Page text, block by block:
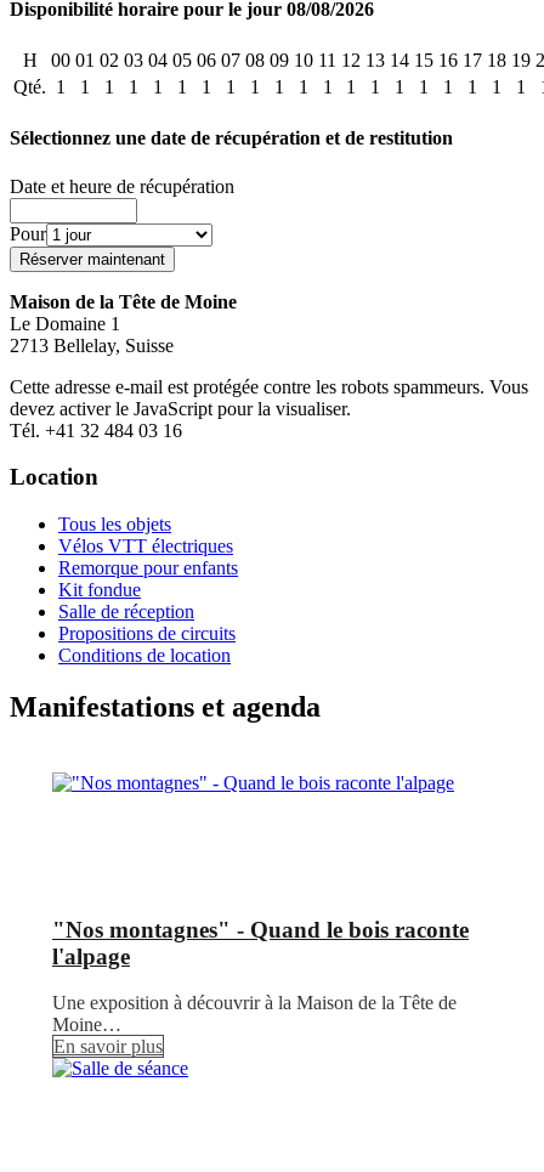
Disponibilité horaire pour le jour 08/08/2026
H 00 01 02 03 04 05 06 07 08 09 10 11 12 13 14 15 16 17 18 19
Qté. 1 1 1 1 1 1 1 1 1 1 1 1 1 1 1 1 1 1 1 1
Sélectionnez une date de récupération et de restitution
Date et heure de récupération
Pour
Maison de la Tête de Moine
Le Domaine 1
2713 Bellelay, Suisse
Cette adresse e-mail est protégée contre les robots spammeurs. Vous
devez activer le JavaScript pour la visualiser.
Tél. +41 32 484 03 16
Location
Tous les objets
Vélos VTT électriques
Remorque pour enfants
Kit fondue
Salle de réception
Propositions de circuits
Conditions de location
Manifestations et agenda
"Nos montagnes" - Quand le bois raconte
l'alpage
Une exposition à découvrir à la Maison de la Tête de
Moine…
En savoir plus